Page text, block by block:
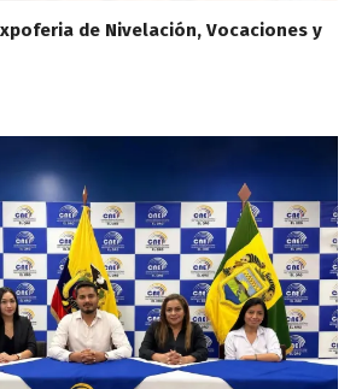
de Nivelación, Vocaciones y